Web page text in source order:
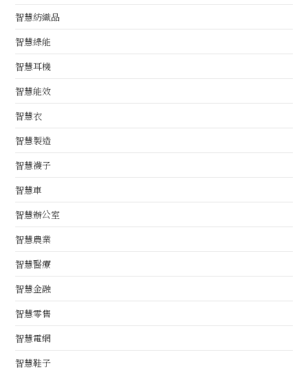
智慧紡織品
智慧綠能
智慧耳機
智慧能效
智慧衣
智慧製造
智慧襪子
智慧車
智慧辦公室
智慧農業
智慧醫療
智慧金融
智慧零售
智慧電網
智慧鞋子